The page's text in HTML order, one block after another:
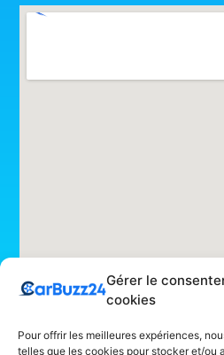
Gérer le
cookies
Pour offrir les meilleures expériences,
telles que les cookies pour stocker et/ou